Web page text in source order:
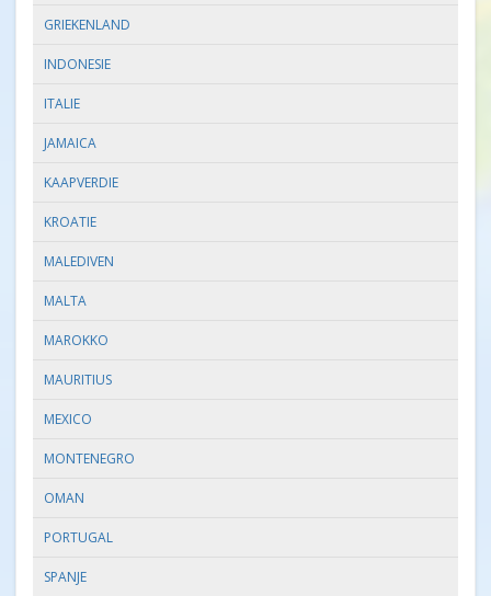
GRIEKENLAND
INDONESIE
ITALIE
JAMAICA
KAAPVERDIE
KROATIE
MALEDIVEN
MALTA
MAROKKO
MAURITIUS
MEXICO
MONTENEGRO
OMAN
PORTUGAL
SPANJE